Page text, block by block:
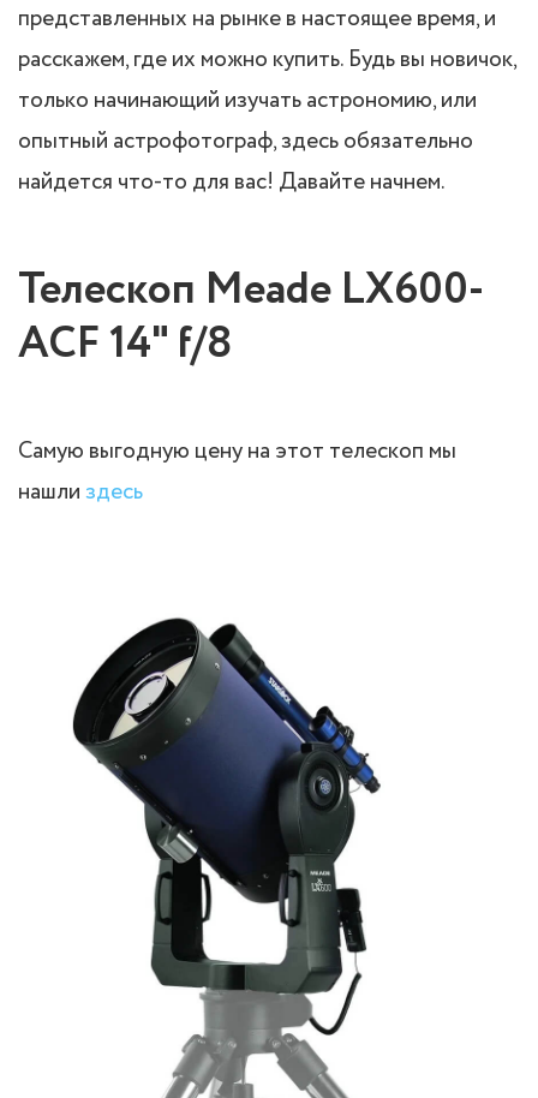
представленных на рынке в настоящее время, и
расскажем, где их можно купить. Будь вы новичок,
только начинающий изучать астрономию, или
опытный астрофотограф, здесь обязательно
найдется что-то для вас! Давайте начнем.
Телескоп Meade LX600-
ACF 14" f/8
Самую выгодную цену на этот телескоп мы
нашлиздесь